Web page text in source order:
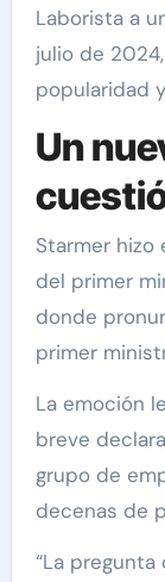
Laborista a
julio de
popularidad
Un
Starmer hizo
del primer
donde
primer
La emoción
breve
grupo de
decenas de
“La